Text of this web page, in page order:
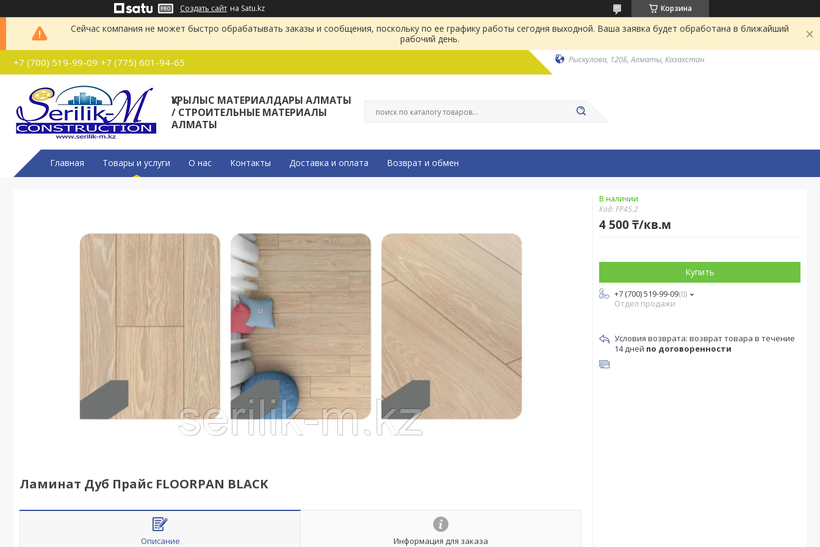
Создать сайт на Satu.kz Корзина
Сейчас компания не может быстро обрабатывать заказы и сообщения, поскольку по ее графику работы сегодня выходной. Ваша заявка будет обработана в ближайший
рабочий день.
+7 (700) 519-99-09 +7 (775) 601-94-65 Рыскулова, 120Б, Алматы, Казахстан
ҚҰРЫЛЫС МАТЕРИАЛДАРЫ АЛМАТЫ
/ СТРОИТЕЛЬНЫЕ МАТЕРИАЛЫ
АЛМАТЫ
Главная Товары и услуги О нас Контакты Доставка и оплата Возврат и обмен
Ламинат Дуб Прайс FLOORPAN BLACK
Описание Информация для заказа
В наличии
Код:FP45.2
4 500 ₸/кв.м
Купить
+7 (700) 519-99-09 0
Отдел продажи
возврат товара в течение
14 дней по договоренности